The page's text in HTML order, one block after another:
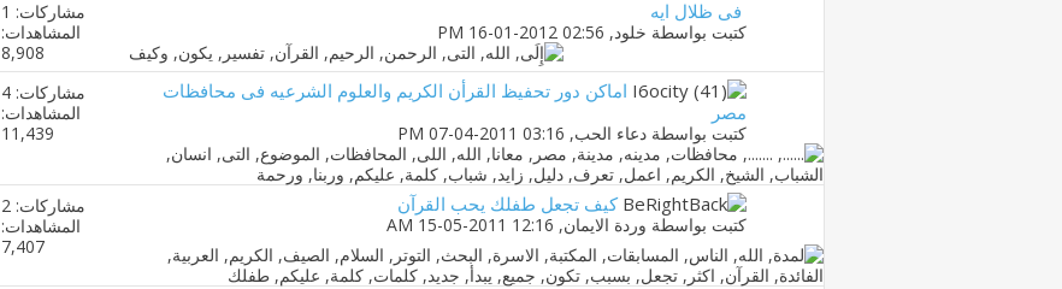
فى ظلال ايه
كتبت بواسطة خلود‏, 16-01-2012 02:56 PM
مشاركات: 1
المشاهدات:
8,908
اماكن دور تحفيظ القرأن الكريم والعلوم الشرعيه فى محافظات
مصر
كتبت بواسطة دعاء الحب‏, 07-04-2011 03:16 PM
مشاركات: 4
المشاهدات:
11,439
كيف تجعل طفلك يحب القرآن
كتبت بواسطة وردة الايمان‏, 15-05-2011 12:16 AM
مشاركات: 2
المشاهدات:
7,407